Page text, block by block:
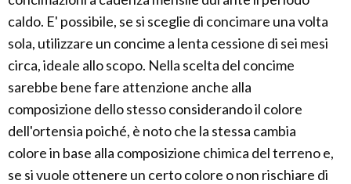
caldo. E' possibile, se si sceglie di concimare una volta
sola, utilizzare un concime a lenta cessione di sei mesi
circa, ideale allo scopo. Nella scelta del concime
sarebbe bene fare attenzione anche alla
composizione dello stesso considerando il colore
dell'ortensia poiché, è noto che la stessa cambia
colore in base alla composizione chimica del terreno e,
se si vuole ottenere un certo colore o non rischiare di